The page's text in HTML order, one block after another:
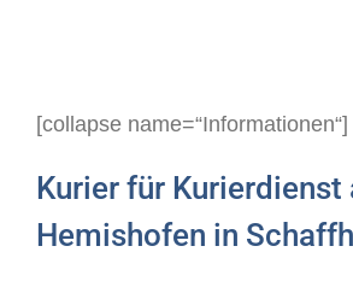
[collapse name=“Informationen“]
Kurier für Kurierdienst
Hemishofen in